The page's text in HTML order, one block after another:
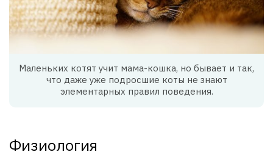
Маленьких котят учит мама-кошка, но бывает и так,
что даже уже подросшие коты не знают
элементарных правил поведения.
Физиология